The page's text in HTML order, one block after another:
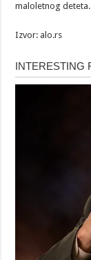
maloletnog deteta.
Izvor: alo.rs